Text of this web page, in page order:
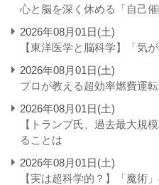
心と脳を深く休める「自己
2026年08月01日(土)
【東洋医学と脳科学】「気
2026年08月01日(土)
プロが教える超効率燃費運
2026年08月01日(土)
【トランプ氏、過去最大規
ることは
2026年08月01日(土)
【実は超科学的？】「魔術